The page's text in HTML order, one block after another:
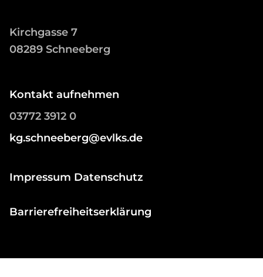
Kirchgasse 7
08289 Schneeberg
Kontakt aufnehmen
03772 3912 0
kg.schneeberg@evlks.de
Impressum Datenschutz
Barrierefreiheitserklärung